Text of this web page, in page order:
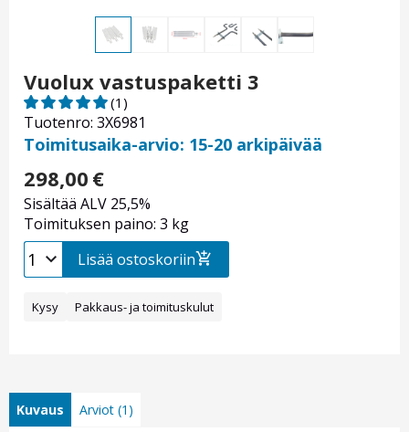
Vuolux vastuspaketti 3
Tuotenro: 3X6981
(1)
Toimitusaika-arvio: 15-20 arkipäivää
298,00 €
Sisältää ALV 25,5%
Toimituksen paino: 3 kg
Lisää ostoskoriin
Kysy Pakkaus- ja toimituskulut
Kuvaus Arviot (1)